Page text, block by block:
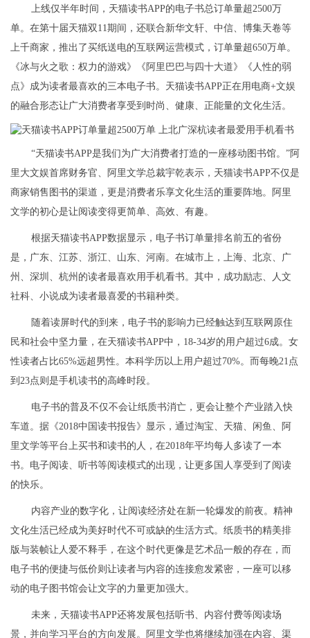
上线仅半年时间，天猫读书APP的电子书总订单量超2500万
单。在第十届天猫双11期间，还联合新华文轩、中信、博集天卷等
上千商家，推出了买纸送电的互联网运营模式，订单量超650万单。
《冰与火之歌：权力的游戏》《阿里巴巴与四十大道》《人性的弱
点》成为读者最喜欢的三本电子书。天猫读书APP正在用电商+文娱
的融合形态让广大消费者享受到时尚、健康、正能量的文化生活。
“天猫读书APP是我们为广大消费者打造的一座移动图书馆。”阿
里大文娱首席财务官、阿里文学总裁宇乾表示，天猫读书APP不仅是
商家销售图书的渠道，更是消费者乐享文化生活的重要阵地。阿里
文学的初心是让阅读变得更简单、高效、有趣。
根据天猫读书APP数据显示，电子书订单量排名前五的省份
是，广东、江苏、浙江、山东、河南。在城市上，上海、北京、广
州、深圳、杭州的读者最喜欢用手机看书。其中，成功励志、人文
社科、小说成为读者最喜爱的书籍种类。
随着读屏时代的到来，电子书的影响力已经触达到互联网原住
民和社会中坚力量，在天猫读书APP中，18-34岁的用户超过6成。女
性读者占比65%远超男性。本科学历以上用户超过70%。而每晚21点
到23点则是手机读书的高峰时段。
电子书的普及不仅不会让纸质书消亡，更会让整个产业踏入快
车道。据《2018中国读书报告》显示，通过淘宝、天猫、闲鱼、阿
里文学等平台上买书和读书的人，在2018年平均每人多读了一本
书。电子阅读、听书等阅读模式的出现，让更多国人享受到了阅读
的快乐。
内容产业的数字化，让阅读经济处在新一轮爆发的前夜。精神
文化生活已经成为美好时代不可或缺的生活方式。纸质书的精美排
版与装帧让人爱不释手，在这个时代更像是艺术品一般的存在，而
电子书的便捷与低价则让读者与内容的连接愈发紧密，一座可以移
动的电子图书馆会让文字的力量更加强大。
未来，天猫读书APP还将发展包括听书、内容付费等阅读场
景，并向学习平台的方向发展。阿里文学也将继续加强在内容、渠